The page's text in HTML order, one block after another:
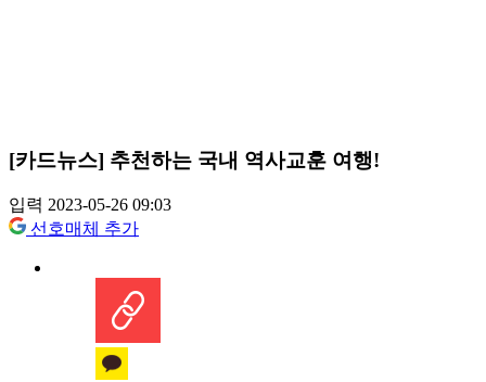
[카드뉴스] 추천하는 국내 역사교훈 여행!
입력 2023-05-26 09:03
선호매체 추가